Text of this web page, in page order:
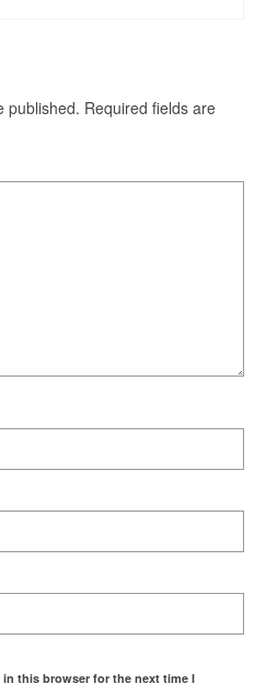
published. Required fields are
in this browser for the next time I